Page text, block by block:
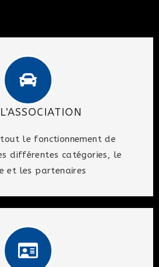
tout le fonctionnement de
différentes catégories, le
et les partenaires